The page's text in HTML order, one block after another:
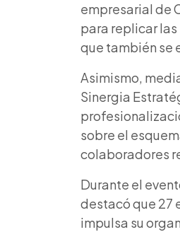
empresarial de
para replicar
que también se
Asimismo,
Sinergia
sobre el
colaboradores
Durante el
destacó que 27
impulsa su